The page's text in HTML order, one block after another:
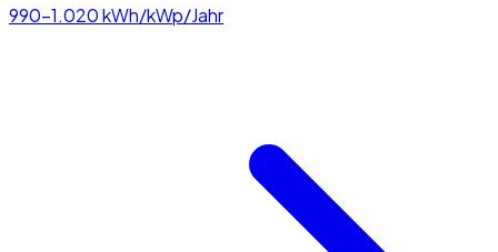
990–1.020kWh/kWp/Jahr